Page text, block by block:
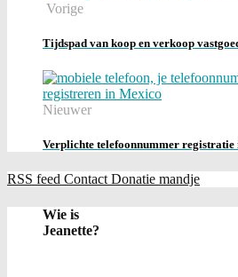
Vorige
Tijdspad van koop en verkoop
Nieuwer
Verplichte telefoonnummer registratie
RSS feed Contact Donatie mandje
Wie is
Jeanette?